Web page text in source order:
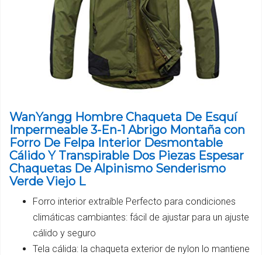
WanYangg Hombre Chaqueta De Esquí
Impermeable 3-En-1 Abrigo Montaña con
Forro De Felpa Interior Desmontable
Cálido Y Transpirable Dos Piezas Espesar
Chaquetas De Alpinismo Senderismo
Verde Viejo L
Forro interior extraíble Perfecto para condiciones
climáticas cambiantes: fácil de ajustar para un ajuste
cálido y seguro
Tela cálida: la chaqueta exterior de nylon lo mantiene